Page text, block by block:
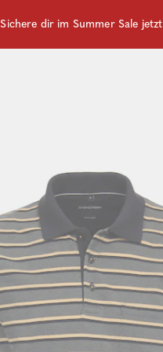
Sichere dir im Summer Sale jetzt